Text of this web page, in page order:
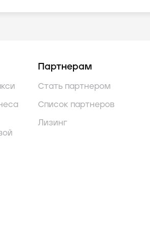
Партнерам
Стать партнером
Список партнеров
Лизинг